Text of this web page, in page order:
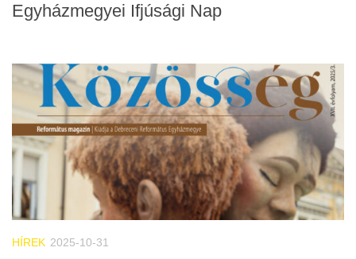
Egyházmegyei Ifjúsági Nap
HÍREK 2025-10-31